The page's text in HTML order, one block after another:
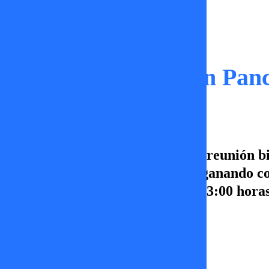
¡IMPENSADO! Don
En Después te explico se dio una
Inmaduro y a Trap ¿Quién sale ganando
explico, de lunes a viernes a las 23:00